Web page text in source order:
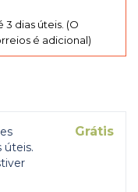
dias úteis. (O
é adicional)
úteis.
Grátis